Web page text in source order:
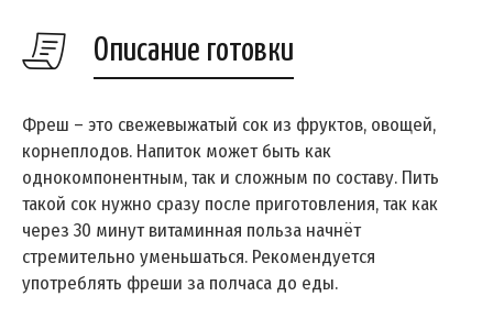
Описание готовки
Фреш – это свежевыжатый сок из фруктов, овощей,
корнеплодов. Напиток может быть как
однокомпонентным, так и сложным по составу. Пить
такой сок нужно сразу после приготовления, так как
через 30 минут витаминная польза начнёт
стремительно уменьшаться. Рекомендуется
употреблять фреши за полчаса до еды.